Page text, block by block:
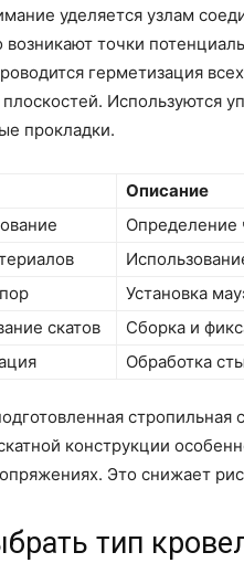
уделяется узлам
возникают точки
герметизация
Используются
прокладки.
Описание
Определение
Установка
скатов
Сборка и
Обработка
стропильная
конструкции
Это снижает
тип